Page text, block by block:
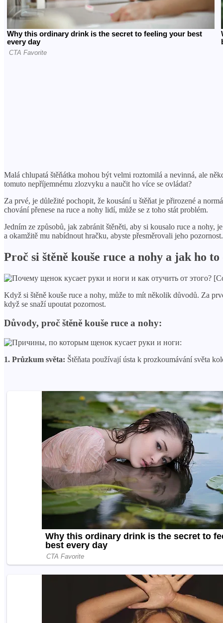
Malá chlupatá štěňátka mohou být velmi roztomilá a nevinná, ale
tomuto nepříjemnému zlozvyku a naučit ho více se ovládat?
Za prvé, je důležité pochopit, že kousání u štěňat je přirozené a
chování přenese na ruce a nohy lidí, může se z toho stát problém.
Jedním ze způsobů, jak zabránit štěněti, aby si kousalo ruce a nohy,
a okamžitě mu nabídnout hračku, abyste přesměrovali jeho pozornost.
Proč si štěně kouše ruce a nohy a jak ho
Když si štěně kouše ruce a nohy, může to mít několik důvodů. Za
když se snaží upoutat pozornost.
Důvody, proč štěně kouše ruce a nohy:
1. Průzkum světa: Štěňata používají ústa k prozkoumávání světa